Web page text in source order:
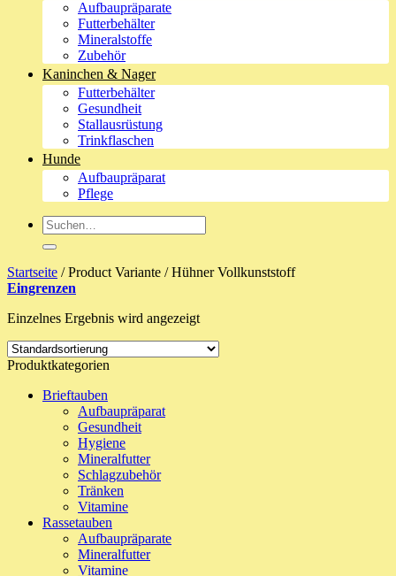
Aufbaupräparate
Futterbehälter
Mineralstoffe
Zubehör
Kaninchen & Nager
Futterbehälter
Gesundheit
Stallausrüstung
Trinkflaschen
Hunde
Aufbaupräparat
Pflege
Suche
nach:
Startseite /Product Variante /Hühner Vollkunststoff
Eingrenzen
Einzelnes Ergebnis wird angezeigt
Produktkategorien
Brieftauben
Aufbaupräparat
Gesundheit
Hygiene
Mineralfutter
Schlagzubehör
Tränken
Vitamine
Rassetauben
Aufbaupräparate
Mineralfutter
Vitamine